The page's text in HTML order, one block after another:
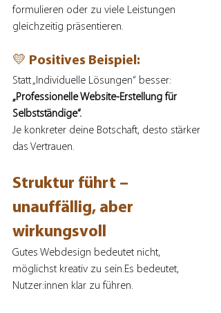
formulieren oder zu viele Leistungen
gleichzeitig präsentieren.
💛 Positives Beispiel:
Statt „Individuelle Lösungen“ besser:
„Professionelle Website-Erstellung für
Selbstständige“.
Je konkreter deine Botschaft, desto stärker
das Vertrauen.
Struktur führt –
unauffällig, aber
wirkungsvoll
Gutes Webdesign bedeutet nicht,
möglichst kreativ zu sein.Es bedeutet,
Nutzer:innen klar zu führen.